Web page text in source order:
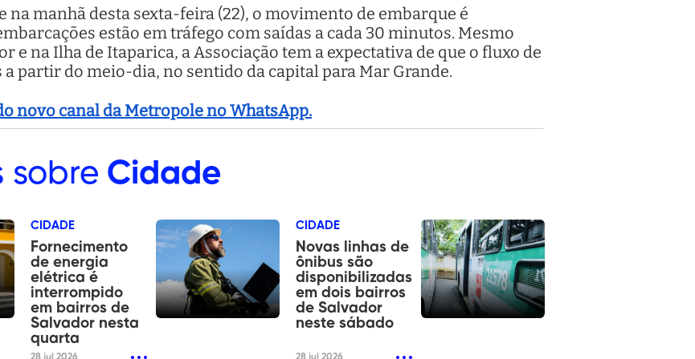
manhã desta sexta-feira (22), o movimento de embarque é
estão em tráfego com saídas a cada 30 minutos. Mesmo
e na Ilha de Itaparica, a Associação tem a expectativa de que o fluxo de
partir do meio-dia, no sentido da capital para Mar Grande.
novo canal da Metropole no WhatsApp.
sobre Cidade
CIDADE
Fornecimento
de energia
elétrica é
interrompido
em bairros de
Salvador nesta
quarta
CIDADE
Novas linhas de
ônibus são
disponibilizadas
em dois bairros
de Salvador
neste sábado